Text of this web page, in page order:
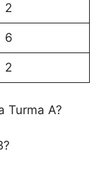
2
6
2
Turma A?